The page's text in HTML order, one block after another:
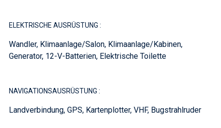
ELEKTRISCHE AUSRÜSTUNG :
Wandler, Klimaanlage/Salon, Klimaanlage/Kabinen,
Generator, 12-V-Batterien, Elektrische Toilette
NAVIGATIONSAUSRÜSTUNG :
Landverbindung, GPS, Kartenplotter, VHF, Bugstrahlruder